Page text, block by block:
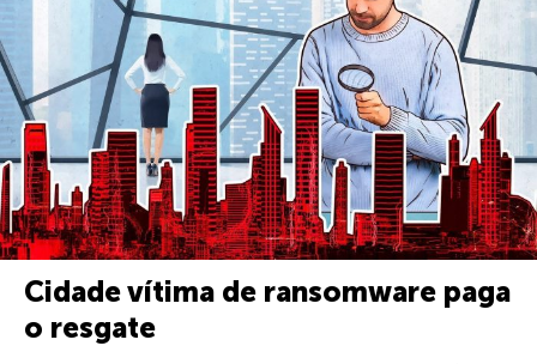
Cidade vítima de ransomware paga
o resgate